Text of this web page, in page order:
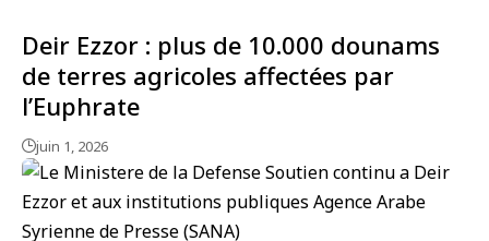
Deir Ezzor : plus de 10.000 dounams
de terres agricoles affectées par
l’Euphrate
juin 1, 2026